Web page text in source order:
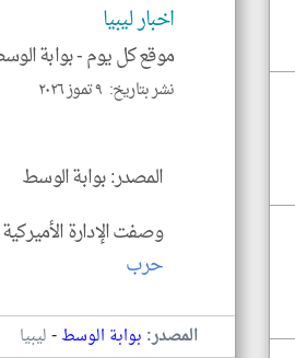
اخبار ليبيا
موقع كل يوم -بوابة
نشر بتاريخ: ٩ تموز ٢٠٢٦
المصدر: بوابة الوسط
وصفت الإدارة
حرب
المصدر: بوابة الوسط-ليبيا